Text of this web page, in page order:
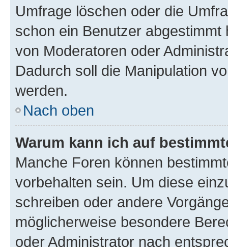
Umfrage löschen oder die
schon ein Benutzer
von Moderatoren oder
Dadurch soll die Manipulation
werden.
Nach oben
Warum kann ich auf
Manche Foren können
vorbehalten sein. Um diese
schreiben oder andere
möglicherweise besondere
oder Administrator nach